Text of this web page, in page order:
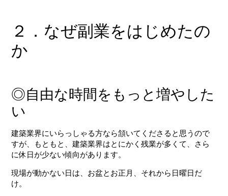
２．なぜ副業をはじめたの
か
◎自由な時間をもっと増やした
い
建築業界にいらっしゃる方なら頷いてくださると思うので
すが、もともと、建築業界はとにかく残業が多くて、さら
に休日が少ない傾向があります。
現場が動かない日は、お盆とお正月、それから日曜日だ
け。